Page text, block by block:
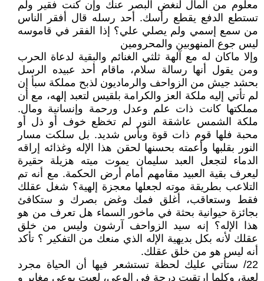
معلوم من المال لنغض البصر عنك وإن كنت فقير ولم
تستطع الدفع يقطع رأسك. أحد رسله قال أفقر الناس
من سمع إسمي ولم يصلي علي؟ إذا الفقر في قاموسه
ليس جوع المنهوبين والمحرومين
وإلا ماكان له مع آلهة ثلثي الغنائم والبقية لدعاة الحرب
ومن يقول أنها رسالة سلام، ماقام أحد عبيده الرسل
بحشد جيش من الزواحف والرماديون لذبح مملكة سبأ إن
لم تأتي إليه ملكة العز والكرامة بلقيس لتعبد إلهه، مع أن
مملكتها كانت ذات علم وعدل ورحمة وإنسانية ومال.
ملكة الشمس عاشقة النور لم تخظع خوف أو ذل أو
محبة فلها قوم ذات قوة وبأس شديد. بل سلكت مسار
النور بقلبها وأعمته بحسنها لحقن هذا الإله وغذائه إراقه
الدماء لتجعل العبد سليمان يموت ميته هزيلة حقيرة
ليعرف بقية العبيد مقامهم أمام أرض الحكمة. مع أنه تم
التلاعب بطريقة موته لجعلها معجزة إلهية؟ شغل عقلك
فقط وستعاقب، أغلق فمك وغض بصرك و ستكافئ
بجائزة حيوانية بحثة في ماخور السماء هل تعرف من هو
هذا الإله؟ إنه سيد الزواحف آرشون وليس من خلق
عقلك لأنه بكل بديهية الإله الذي منعك من التفكير ؟ تأكد
أنه ليس هو من خلق عقلك.
22/ ستأتي عليك لحظة تستشعر فيها أن الحياة مجرد
لعبة، وكلما إرتقيت درجة في الوعي، لعبت بوعي مغاير و